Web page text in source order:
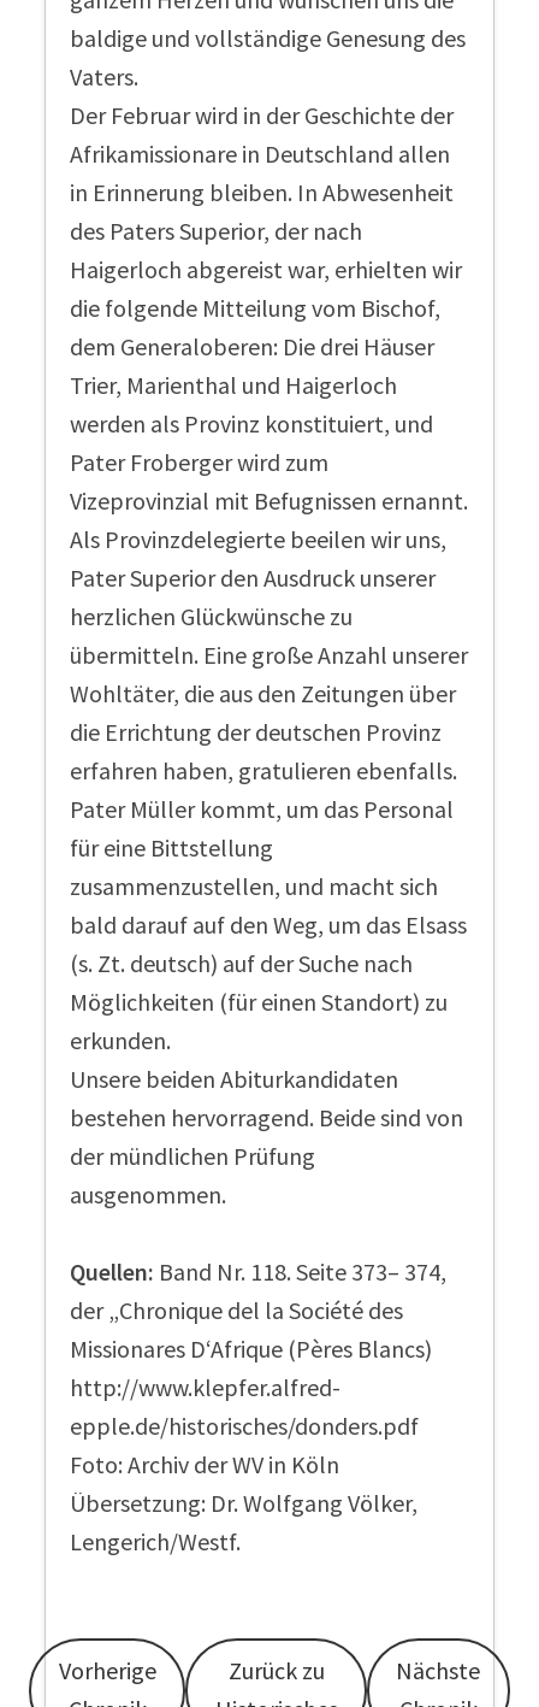
baldige und vollständige Genesung des
Vaters.
Der Februar wird in der Geschichte der
Afrikamissionare in Deutschland allen
in Erinnerung bleiben. In Abwesenheit
des Paters Superior, der nach
Haigerloch abgereist war, erhielten wir
die folgende Mitteilung vom Bischof,
dem Generaloberen: Die drei Häuser
Trier, Marienthal und Haigerloch
werden als Provinz konstituiert, und
Pater Froberger wird zum
Vizeprovinzial mit Befugnissen ernannt.
Als Provinzdelegierte beeilen wir uns,
Pater Superior den Ausdruck unserer
herzlichen Glückwünsche zu
übermitteln. Eine große Anzahl unserer
Wohltäter, die aus den Zeitungen über
die Errichtung der deutschen Provinz
erfahren haben, gratulieren ebenfalls.
Pater Müller kommt, um das Personal
für eine Bittstellung
zusammenzustellen, und macht sich
bald darauf auf den Weg, um das Elsass
(s. Zt. deutsch) auf der Suche nach
Möglichkeiten (für einen Standort) zu
erkunden.
Unsere beiden Abiturkandidaten
bestehen hervorragend. Beide sind von
der mündlichen Prüfung
ausgenommen.
Quellen: Band Nr. 118. Seite 373– 374,
der „Chronique del la Société des
Missionares D‘Afrique (Pères Blancs)
http://www.klepfer.alfred-
epple.de/historisches/donders.pdf
Foto: Archiv der WV in Köln
Übersetzung: Dr. Wolfgang Völker,
Lengerich/Westf.
Vorherige
Zurück zu
Nächste